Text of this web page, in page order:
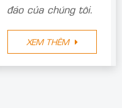
đáo của chúng tôi.
XEM THÊM